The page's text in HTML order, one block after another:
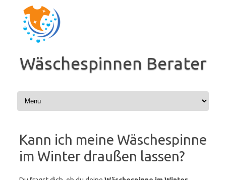
Inhalt
springen
Wäschespinnen Berater
Kann ich meine Wäschespinne
im Winter draußen lassen?